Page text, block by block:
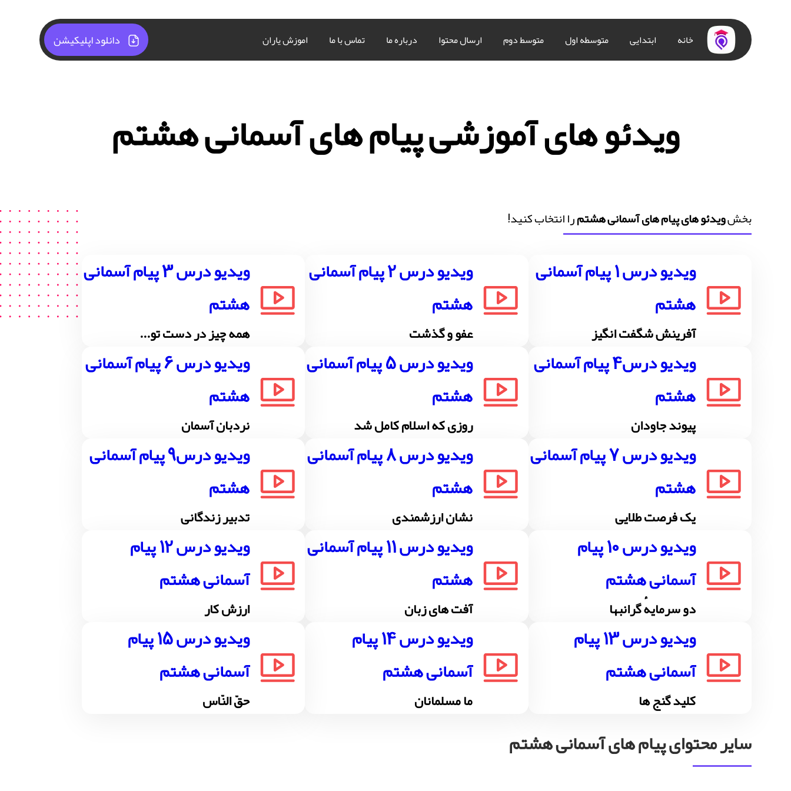
خانه ابتدایی متوسطه اول متوسط دوم ارسال محتوا درباره ما تماس با ما اموزش یاران دانلود اپلیکیشن
ویدئو های آموزشی پیام های آسمانی هشتم
بخشویدئو های پیام های آسمانی هشتمرا انتخاب کنید!
ویدیو درس 1 پیام آسمانی
هشتم
آفرینش شگفت انگیز
ویدیو درس 2 پیام آسمانی
هشتم
عفو و گذشت
ویدیو درس 3 پیام آسمانی
هشتم
همه چیز در دست تو...
ویدیو درس4 پیام آسمانی
هشتم
پیوند جاودان
ویدیو درس 5 پیام آسمانی
هشتم
روزی که اسلام کامل شد
ویدیو درس 6 پیام آسمانی
هشتم
نردبان آسمان
ویدیو درس 7 پیام آسمانی
هشتم
یک فرصت طلایی
ویدیو درس 8 پیام آسمانی
هشتم
نشان ارزشمندی
ویدیو درس9 پیام آسمانی
هشتم
تدبیر زندگانی
ویدیو درس 10 پیام
آسمانی هشتم
دو سرمایهٔ گرانبها
ویدیو درس 11 پیام آسمانی
هشتم
آفت های زبان
ویدیو درس 12 پیام
آسمانی هشتم
ارزش کار
ویدیو درس 13 پیام
آسمانی هشتم
کلید گنج ها
ویدیو درس 14 پیام
آسمانی هشتم
ما مسلمانان
ویدیو درس 15 پیام
آسمانی هشتم
حقّ النّاس
سایر محتوای پیام های آسمانی هشتم